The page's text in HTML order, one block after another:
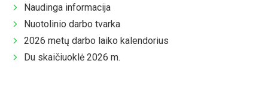
Naudinga informacija
Nuotolinio darbo tvarka
2026 metų darbo laiko kalendorius
Du skaičiuoklė 2026 m.